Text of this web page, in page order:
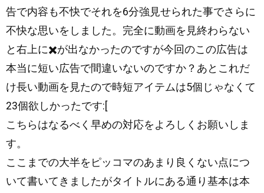
告で内容も不快でそれを6分強見せられた事でさらに
不快な思いをしました。完全に動画を見終わらない
と右上に✖️が出なかったのですが今回のこの広告は
本当に短い広告で間違いないのですか？あとこれだ
け長い動画を見たので時短アイテムは5個じゃなくて
23個欲しかったです:[
こちらはなるべく早めの対応をよろしくお願いしま
す。
ここまでの大半をピッコマのあまり良くない点につ
いて書いてきましたがタイトルにある通り基本は本